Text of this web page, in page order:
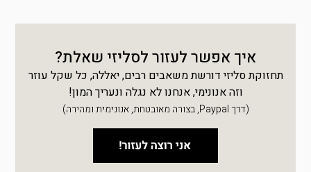
איך אפשר לעזור לסליזי שאלת?
תחזוקת סליזי דורשת משאבים רבים, יאללה, כל שקל עוזר
וזה אנונימי, אנחנו לא נגלה ונעריך המון!
(דרך Paypal, בצורה מאובטחת, אנונימית ומהירה)